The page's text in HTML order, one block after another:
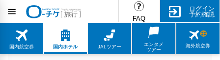
FAQ
ログイン
予約確認
国内航空券 国内ホテル JALツアー
エンタメ
ツアー
海外航空券